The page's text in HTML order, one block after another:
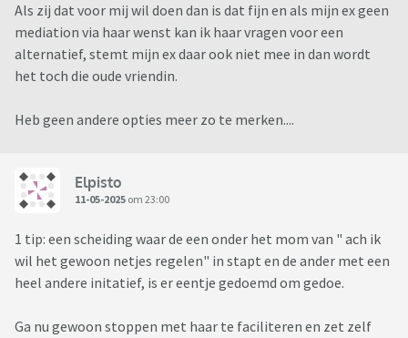
Als zij dat voor mij wil doen dan is dat fijn en als mijn ex geen
mediation via haar wenst kan ik haar vragen voor een
alternatief, stemt mijn ex daar ook niet mee in dan wordt
het toch die oude vriendin.
Heb geen andere opties meer zo te merken....
Elpisto
11-05-2025 om 23:00
1 tip: een scheiding waar de een onder het mom van " ach ik
wil het gewoon netjes regelen" in stapt en de ander met een
heel andere initatief, is er eentje gedoemd om gedoe.
Ga nu gewoon stoppen met haar te faciliteren en zet zelf